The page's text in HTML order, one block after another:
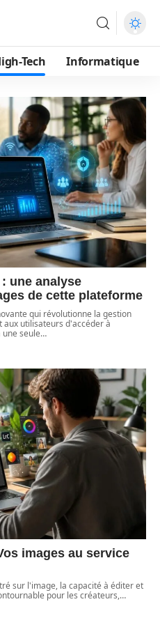
Tech Informatique
une analyse
de cette plateforme
qui révolutionne la gestion
utilisateurs d'accéder à
seule…
images au service
sur l'image, la capacité à éditer et
pour les créateurs,…